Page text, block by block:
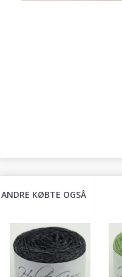
ANDRE KØBTE OGSÅ